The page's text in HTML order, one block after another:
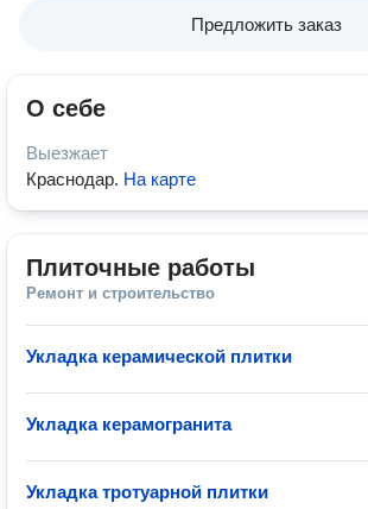
Предложить заказ
О себе
Выезжает
Краснодар. На карте
Плиточные работы
Ремонт и строительство
Укладка керамической плитки
Укладка керамогранита
Укладка тротуарной плитки